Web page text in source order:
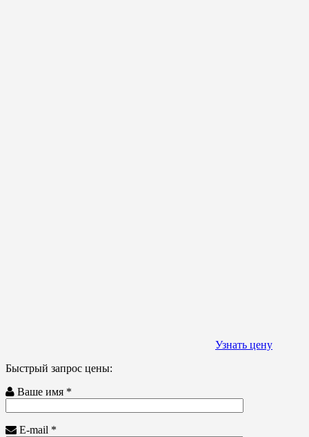
Узнать цену
Быстрый запрос цены:
Ваше имя *
E-mail *